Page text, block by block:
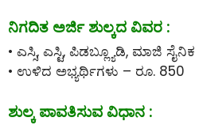
ನಿಗದಿತ ಅರ್ಜಿ ಶುಲ್ಕದ ವಿವರ :
• ಎಸ್ಸಿ, ಎಸ್ಟಿ, ಪಿಡಬ್ಲ್ಯೂಡಿ, ಮಾಜಿ
• ಉಳಿದ ಅಭ್ಯರ್ಥಿಗಳು – ರೂ. 850
ಶುಲ್ಕ ಪಾವತಿಸುವ ವಿಧಾನ :